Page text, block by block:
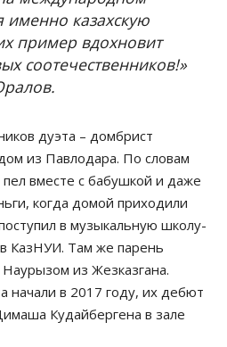
именно казахскую
пример вдохновит
соотечественников!»
дуэта – домбрист
из Павлодара. По словам
вместе с бабушкой и даже
когда домой приходили
в музыкальную школу-
КазНУИ. Там же парень
из Жезказгана.
начали в 2017 году, их дебют
Кудайбергена в зале